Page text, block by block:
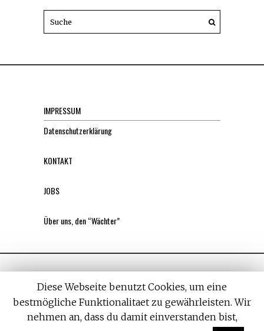
IMPRESSUM
Datenschutzerklärung
KONTAKT
JOBS
Über uns, den “Wächter”
All rights reserved. Designed by Withemes
Diese Webseite benutzt Cookies, um eine
bestmögliche Funktionalitaet zu gewährleisten. Wir
nehmen an, dass du damit einverstanden bist,